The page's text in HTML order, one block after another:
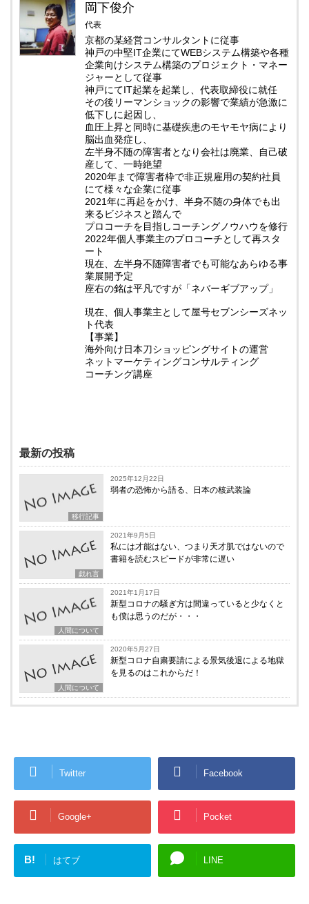
岡下俊介
代表
京都の某経営コンサルタントに従事
神戸の中堅IT企業にてWEBシステム構築や各種
企業向けシステム構築のプロジェクト・マネー
ジャーとして従事
神戸にてIT起業を起業し、代表取締役に就任
その後リーマンショックの影響で業績が急激に
低下しに起因し、
血圧上昇と同時に基礎疾患のモヤモヤ病により
脳出血発症し、
左半身不随の障害者となり会社は廃業、自己破
産して、一時絶望
2020年まで障害者枠で非正規雇用の契約社員
にて様々な企業に従事
2021年に再起をかけ、半身不随の身体でも出
来るビジネスと踏んで
プロコーチを目指しコーチングノウハウを修行
2022年個人事業主のプロコーチとして再スタ
ート
現在、左半身不随障害者でも可能なあらゆる事
業展開予定
座右の銘は平凡ですが「ネバーギブアップ」
現在、個人事業主として屋号セブンシーズネッ
ト代表
【事業】
海外向け日本刀ショッピングサイトの運営
ネットマーケティングコンサルティング
コーチング講座
最新の投稿
移行記事
2025年12月22日
弱者の恐怖から語る、日本の核武装論
戯れ言
2021年9月5日
私には才能はない、つまり天才肌ではないので
書籍を読むスピードが非常に遅い
人間について
2021年1月17日
新型コロナの騒ぎ方は間違っていると少なくと
も僕は思うのだが・・・
人間について
2020年5月27日
新型コロナ自粛要請による景気後退による地獄
を見るのはこれからだ！
Twitter Facebook
Google+ Pocket
B! はてブ LINE